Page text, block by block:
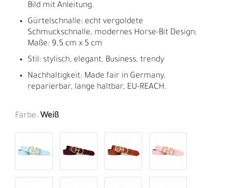
Bild mit Anleitung.
Gürtelschnalle: echt vergoldete
Schmuckschnalle, modernes Horse-Bit Design;
Maße: 9,5 cm x 5 cm
Stil: stylisch, elegant, Business, trendy
Nachhaltigkeit: Made fair in Germany,
reparierbar, lange haltbar, EU-REACH.
Farbe: Weiß